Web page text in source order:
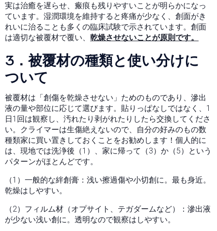
実は治癒を遅らせ、瘢痕も残りやすいことが明らかになっ
ています。湿潤環境を維持すると疼痛が少なく、創面がき
れいに治ることも多くの臨床試験で示されています。創面
は適切な被覆材で覆い、 乾燥させないことが原則です。
3．被覆材の種類と使い分けに
ついて
被覆材は「創傷を乾燥させない」ためのものであり、滲出
液の量や部位に応じて選びます。貼りっぱなしではなく、1
日1回は観察し、汚れたり剥がれたりしたら交換してくださ
い。クライマーは生傷絶えないので、自分の好みのもの数
種類家に買い置きしておくことをお勧めします！個人的に
は、現地では洗浄後（1）、家に帰って（3）か（5）という
パターンがほとんどです。
（1）一般的な絆創膏：浅い擦過傷や小切創に。最も身近。
乾燥はしやすい。
（2）フィルム材（オプサイト、テガダームなど）：滲出液
が少ない浅い創に。透明なので観察はしやすい。